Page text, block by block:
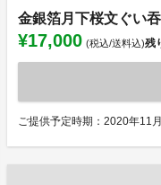
金銀箔月下桜文ぐい吞
¥17,000 (税込/送料込)残
ご提供予定時期：2020年11